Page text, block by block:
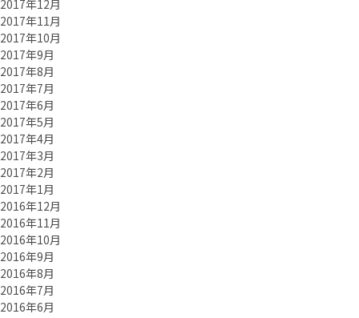
2017年12月
2017年11月
2017年10月
2017年9月
2017年8月
2017年7月
2017年6月
2017年5月
2017年4月
2017年3月
2017年2月
2017年1月
2016年12月
2016年11月
2016年10月
2016年9月
2016年8月
2016年7月
2016年6月